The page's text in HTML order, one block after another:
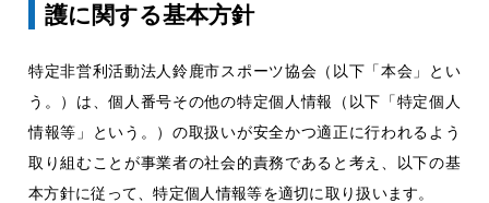
護に関する基本方針
特定非営利活動法人鈴鹿市スポーツ協会（以下「本会」とい
う。）は、個人番号その他の特定個人情報（以下「特定個人
情報等」という。）の取扱いが安全かつ適正に行われるよう
取り組むことが事業者の社会的責務であると考え、以下の基
本方針に従って、特定個人情報等を適切に取り扱います。